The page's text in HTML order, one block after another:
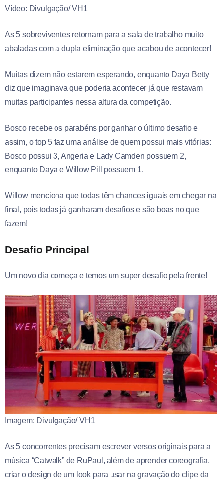
Vídeo: Divulgação/ VH1
As 5 sobreviventes retornam para a sala de trabalho muito
abaladas com a dupla eliminação que acabou de acontecer!
Muitas dizem não estarem esperando, enquanto Daya Betty
diz que imaginava que poderia acontecer já que restavam
muitas participantes nessa altura da competição.
Bosco recebe os parabéns por ganhar o último desafio e
assim, o top 5 faz uma análise de quem possui mais vitórias:
Bosco possui 3, Angeria e Lady Camden possuem 2,
enquanto Daya e Willow Pill possuem 1.
Willow menciona que todas têm chances iguais em chegar na
final, pois todas já ganharam desafios e são boas no que
fazem!
Desafio Principal
Um novo dia começa e temos um super desafio pela frente!
Imagem: Divulgação/ VH1
As 5 concorrentes precisam escrever versos originais para a
música “Catwalk” de RuPaul, além de aprender coreografia,
criar o design de um look para usar na gravação do clipe da